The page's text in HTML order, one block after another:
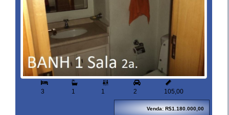
3 1

1 2

105,00
Venda: R$1.180.000,00